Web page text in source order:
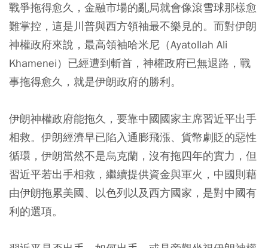
戰爭拖得愈久，金融市場的亂局就會像滾雪球那樣愈
難掌控，這是川普與西方領袖最不樂見的。而對伊朗
神權政府來說，最高領袖哈米尼（Ayatollah Ali
Khamenei）已經遭到斬首，神權政府已無退路，戰
事拖得愈久，就是伊朗政府的勝利。
伊朗神權政府能拖久，要靠中國國家主席習近平出手
相救。伊朗經濟早已陷入通膨飛漲、貨幣劇貶的惡性
循環，伊朗當然不是烏克蘭，沒有拖四年的實力，但
習近平若出手相救，繼續提供資金與軍火，中國則藉
由伊朗拖累美國、以色列以及西方國家，是對中國有
利的選項。